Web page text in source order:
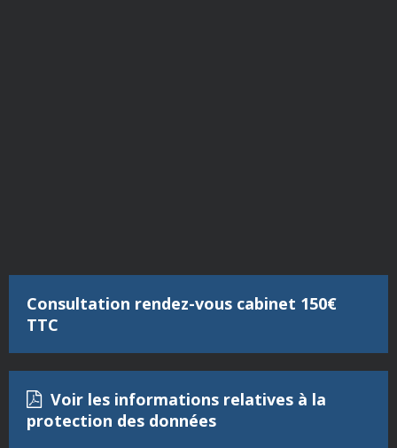
Consultation rendez-vous cabinet 150€
TTC
Voir les informations relatives à la
protection des données